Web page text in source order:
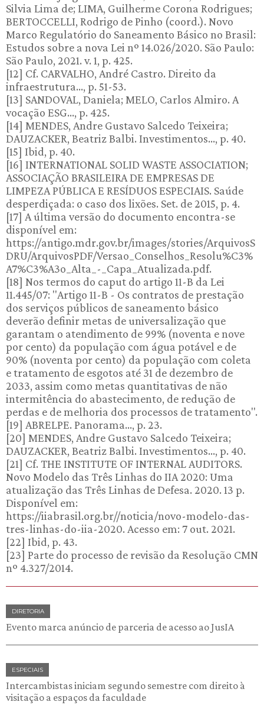
Silvia Lima de; LIMA, Guilherme Corona Rodrigues;
BERTOCCELLI, Rodrigo de Pinho (coord.). Novo
Marco Regulatório do Saneamento Básico no Brasil:
Estudos sobre a nova Lei nº 14.026/2020. São Paulo:
São Paulo, 2021. v. 1, p. 425.
[12] Cf. CARVALHO, André Castro. Direito da
infraestrutura..., p. 51-53.
[13] SANDOVAL, Daniela; MELO, Carlos Almiro. A
vocação ESG..., p. 425.
[14] MENDES, Andre Gustavo Salcedo Teixeira;
DAUZACKER, Beatriz Balbi. Investimentos..., p. 40.
[15] Ibid, p. 40.
[16] INTERNATIONAL SOLID WASTE ASSOCIATION;
ASSOCIAÇÃO BRASILEIRA DE EMPRESAS DE
LIMPEZA PÚBLICA E RESÍDUOS ESPECIAIS. Saúde
desperdiçada: o caso dos lixões. Set. de 2015, p. 4.
[17] A última versão do documento encontra-se
disponível em:
https://antigo.mdr.gov.br/images/stories/ArquivosS
DRU/ArquivosPDF/Versao_Conselhos_Resolu%C3%
A7%C3%A3o_Alta_-_Capa_Atualizada.pdf.
[18] Nos termos do caput do artigo 11-B da Lei
11.445/07: "Artigo 11-B - Os contratos de prestação
dos serviços públicos de saneamento básico
deverão definir metas de universalização que
garantam o atendimento de 99% (noventa e nove
por cento) da população com água potável e de
90% (noventa por cento) da população com coleta
e tratamento de esgotos até 31 de dezembro de
2033, assim como metas quantitativas de não
intermitência do abastecimento, de redução de
perdas e de melhoria dos processos de tratamento".
[19] ABRELPE. Panorama..., p. 23.
[20] MENDES, Andre Gustavo Salcedo Teixeira;
DAUZACKER, Beatriz Balbi. Investimentos..., p. 40.
[21] Cf. THE INSTITUTE OF INTERNAL AUDITORS.
Novo Modelo das Três Linhas do IIA 2020: Uma
atualização das Três Linhas de Defesa. 2020. 13 p.
Disponível em:
https://iiabrasil.org.br//noticia/novo-modelo-das-
tres-linhas-do-iia-2020. Acesso em: 7 out. 2021.
[22] Ibid, p. 43.
[23] Parte do processo de revisão da Resolução CMN
nº 4.327/2014.
DIRETORIA
Evento marca anúncio de parceria de acesso ao JusIA
ESPECIAIS
Intercambistas iniciam segundo semestre com direito à
visitação a espaços da faculdade